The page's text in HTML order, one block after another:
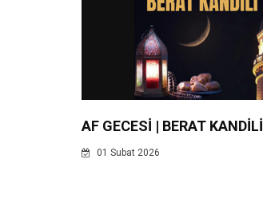
AF GECESİ | BERAT KANDİLİ
01 Subat 2026